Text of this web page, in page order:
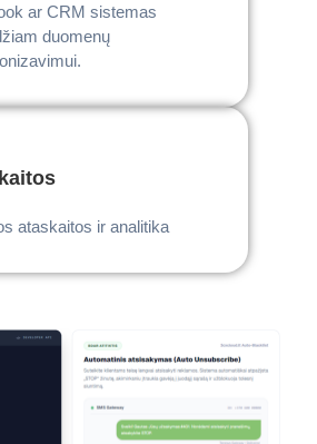
ar CRM sistemas
duomenų
ataskaitos ir analitika